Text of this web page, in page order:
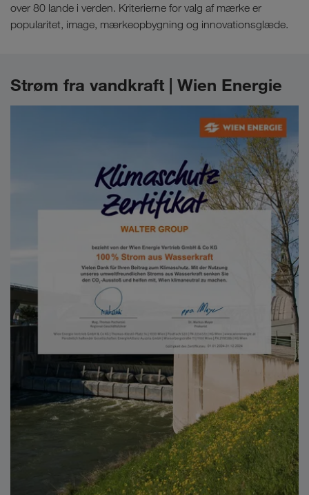
over 80 lande i verden. Kriterierne for valg af mærke er
popularitet, image, mærkeopbygning og innovationsglæde.
Strøm fra vandkraft | Wien Energie